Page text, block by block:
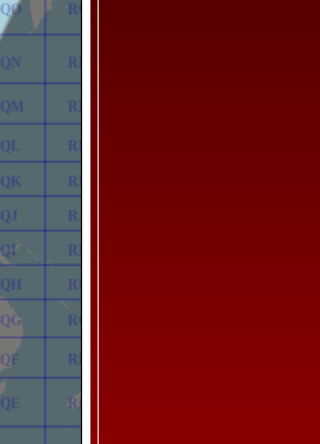
QE
QF
QG
QH
QI
QJ
QK
QL
QM
QN
QO
RE
RF
RG
RH
RI
RJ
RK
RL
RM
RN
RO